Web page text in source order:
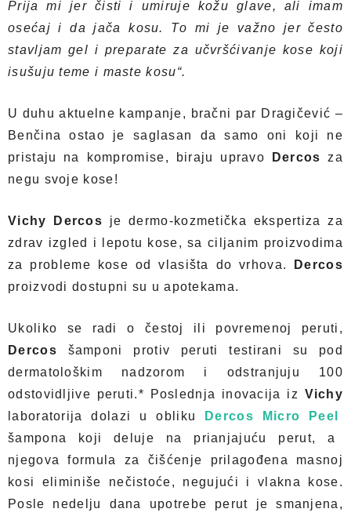
Prija mi jer čisti i umiruje kožu glave, ali imam
osećaj i da jača kosu. To mi je važno jer često
stavljam gel i preparate za učvršćivanje kose koji
isušuju teme i maste kosu“.
U duhu aktuelne kampanje, bračni par Dragičević –
Benčina ostao je saglasan da samo oni koji ne
pristaju na kompromise, biraju upravo
Dercos za
negu svoje kose!
Vichy Dercos je dermo-kozmetička ekspertiza za
zdrav izgled i lepotu kose, sa ciljanim proizvodima
za probleme kose od vlasišta do vrhova.
Dercos
proizvodi dostupni su u apotekama.
Ukoliko se radi o čestoj ili povremenoj peruti,
Dercos šamponi protiv peruti testirani su pod
dermatološkim nadzorom i odstranjuju 100
odstovidljive peruti.* Poslednja inovacija iz Vichy
laboratorija dolazi u obliku
Dercos Micro Peel
šampona koji deluje na prianjajuću perut, a
njegova formula za čišćenje prilagođena masnoj
kosi eliminiše nečistoće, negujući i vlakna kose.
Posle nedelju dana upotrebe perut je smanjena,